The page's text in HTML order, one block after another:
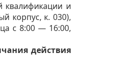
квалификации и
корпус, к. 030),
с 8:00 — 16:00,
действия